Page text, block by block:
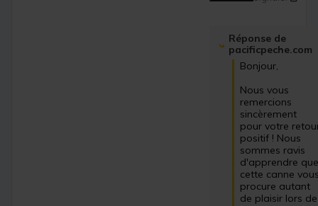
Réponse de
pacificpeche.com
Bonjour,
Nous vous
remercions
sincèrement
pour votre
positif ! Nous
sommes ravis
d'apprendre
cette canne
procure autant
de plaisir lors de